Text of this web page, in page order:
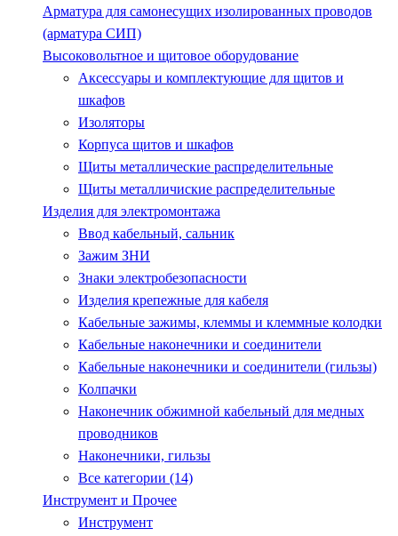
Арматура для самонесущих изолированных проводов
(арматура СИП)
Высоковольтное и щитовое оборудование
Аксессуары и комплектующие для щитов и
шкафов
Изоляторы
Корпуса щитов и шкафов
Щиты металлические распределительные
Щиты металличиские распределительные
Изделия для электромонтажа
Ввод кабельный, сальник
Зажим ЗНИ
Знаки электробезопасности
Изделия крепежные для кабеля
Кабельные зажимы, клеммы и клеммные колодки
Кабельные наконечники и соединители
Кабельные наконечники и соединители (гильзы)
Колпачки
Наконечник обжимной кабельный для медных
проводников
Наконечники, гильзы
Все категории (14)
Инструмент и Прочее
Инструмент